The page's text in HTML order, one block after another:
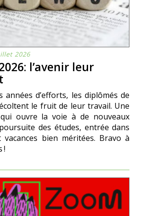
2026
l’avenir leur
années d’efforts, les diplômés de
le fruit de leur travail. Une
ouvre la voie à de nouveaux
des études, entrée dans
bien méritées. Bravo à
!